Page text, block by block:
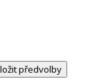
předvolby